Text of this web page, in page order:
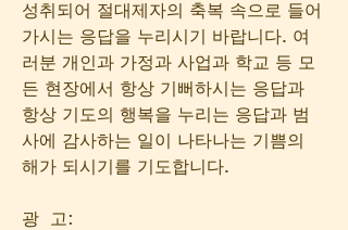
성취되어 절대제자의 축복 속으로 들어
가시는 응답을 누리시기 바랍니다. 여
러분 개인과 가정과 사업과 학교 등 모
든 현장에서 항상 기뻐하시는 응답과
항상 기도의 행복을 누리는 응답과 범
사에 감사하는 일이 나타나는 기쁨의
해가 되시기를 기도합니다.
광  고: